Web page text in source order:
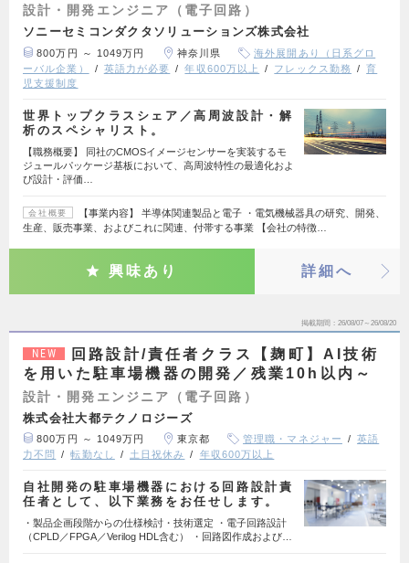
設計・開発エンジニア（電子回路）
ソニーセミコンダクタソリューションズ株式会社
800万円 ～ 1049万円 神奈川県
海外展開あり（日系グロ
ーバル企業）
英語力が必要 年収600万以上 フレックス勤務
育
児支援制度
世界トップクラスシェア／高周波設計・解
析のスペシャリスト。
【職務概要】 同社のCMOSイメージセンサーを実装するモ
ジュールパッケージ基板において、高周波特性の最適化およ
び設計・評価…
会社概要
【事業内容】 半導体関連製品と電子 ・電気機械器具の研究、開発、
生産、販売事業、およびこれに関連、付帯する事業 【会社の特徴…
興味あり 詳細へ
掲載期間 26/08/07～26/08/20
NEW
回路設計/責任者クラス【麹町】AI技術
を用いた駐車場機器の開発／残業10h以内～
設計・開発エンジニア（電子回路）
株式会社大都テクノロジーズ
800万円 ～ 1049万円 東京都 管理職・マネジャー
英語
力不問
転勤なし 土日祝休み 年収600万以上
自社開発の駐車場機器における回路設計責
任者として、以下業務をお任せします。
・製品企画段階からの仕様検討・技術選定 ・電子回路設計
（CPLD／FPGA／Verilog HDL含む） ・回路図作成および…